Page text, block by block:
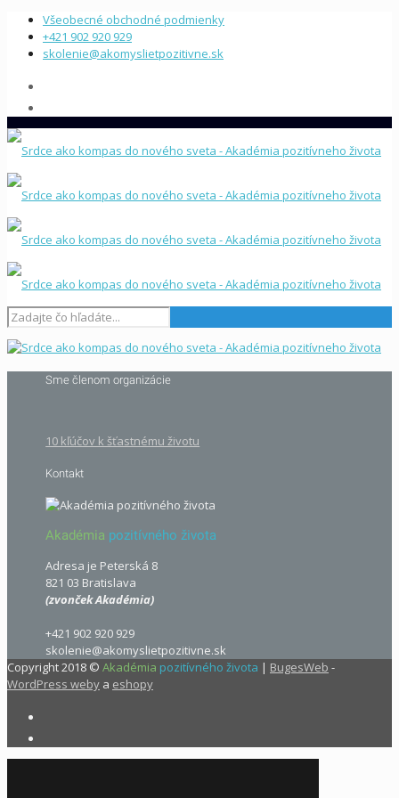
Všeobecné obchodné podmienky
+421 902 920 929
skolenie@akomyslietpozitivne.sk
Sme členom organizácie
10 kľúčov k šťastnému životu
Kontakt
Akadémia pozitívného života
Adresa je Peterská 8
821 03 Bratislava
(zvonček Akadémia)
+421 902 920 929
skolenie@akomyslietpozitivne.sk
Copyright 2018 © Akadémia pozitívného života | BugesWeb -
WordPress weby a eshopy